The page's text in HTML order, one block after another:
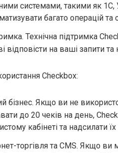
системами, такими як
багато операцій та
Технічна підтримка
відповісти на ваші запити
Checkbox:
бізнес. Якщо ви не
до 20 чеків на день,
кабінеті та надсилати їх
торгівля та CMS. Якщо ви